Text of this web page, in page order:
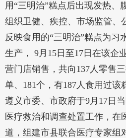
用“三明治”糕点后出现发热、
组织卫健、疾控、市场监管、
反映食用的“三明治”糕点为习
生产， 9月15日至17日在该企
营门店销售，共向137人零售
单、181个，有187人食用过该
遵义市委、市政府于9月17日
医疗救治和调查处置工作，在
道，组建市县联合医疗专家组